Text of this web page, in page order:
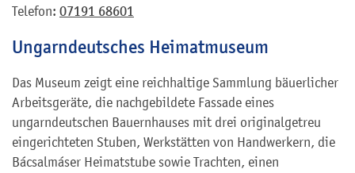
Telefon: 07191 68601
Ungarndeutsches Heimatmuseum
Das Museum zeigt eine reichhaltige Sammlung bäuerlicher
Arbeitsgeräte, die nachgebildete Fassade eines
ungarndeutschen Bauernhauses mit drei originalgetreu
eingerichteten Stuben, Werkstätten von Handwerkern, die
Bácsalmáser Heimatstube sowie Trachten, einen